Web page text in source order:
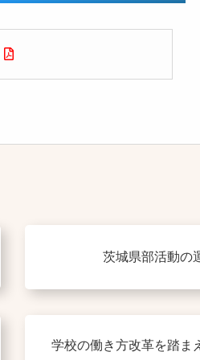
茨城県部活動の
学校の働き方改革を踏ま